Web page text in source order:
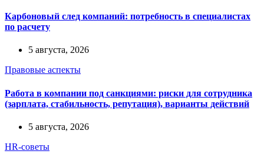
Карбоновый след компаний: потребность в специалистах
по расчету
5 августа, 2026
Правовые аспекты
Работа в компании под санкциями: риски для сотрудника
(зарплата, стабильность, репутация), варианты действий
5 августа, 2026
HR-советы